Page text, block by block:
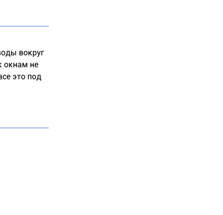
вокруг
окнам не
это под